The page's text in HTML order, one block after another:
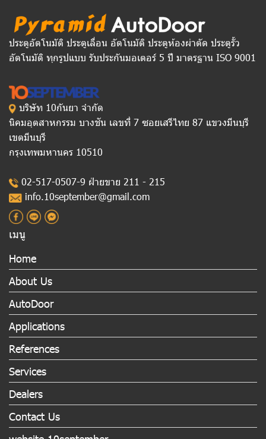
ประตูอัตโนมัติ ประตูเลื่อน อัตโนมัติ ประตูห้องผ่าตัด ประตูรั้ว
อัตโนมัติ ทุกรูปแบบ รับประกันมอเตอร์ 5 ปี มาตรฐาน ISO 9001
บริษัท 10กันยา จำกัด
นิคมอุตสาหกรรม บางชัน เลขที่ 7 ซอยเสรีไทย 87 แขวงมีนบุรี
เขตมีนบุรี
กรุงเทพมหานคร 10510
02-517-0507-9 ฝ่ายขาย 211 - 215
info.10september@gmail.com
เมนู
Home
About Us
AutoDoor
Applications
References
Services
Dealers
Contact Us